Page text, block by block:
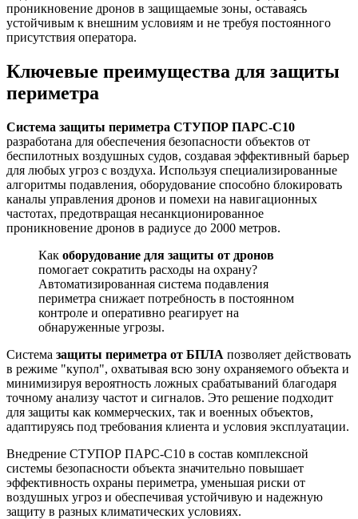
проникновение дронов в защищаемые зоны, оставаясь
устойчивым к внешним условиям и не требуя постоянного
присутствия оператора.
Ключевые преимущества для защиты
периметра
Система защиты периметра СТУПОР ПАРС-С10
разработана для обеспечения безопасности объектов от
беспилотных воздушных судов, создавая эффективный барьер
для любых угроз с воздуха. Используя специализированные
алгоритмы подавления, оборудование способно блокировать
каналы управления дронов и помехи на навигационных
частотах, предотвращая несанкционированное
проникновение дронов в радиусе до 2000 метров.
Как оборудование для защиты от дронов
помогает сократить расходы на охрану?
Автоматизированная система подавления
периметра снижает потребность в постоянном
контроле и оперативно реагирует на
обнаруженные угрозы.
Система защиты периметра от БПЛА позволяет действовать
в режиме "купол", охватывая всю зону охраняемого объекта и
минимизируя вероятность ложных срабатываний благодаря
точному анализу частот и сигналов. Это решение подходит
для защиты как коммерческих, так и военных объектов,
адаптируясь под требования клиента и условия эксплуатации.
Внедрение СТУПОР ПАРС-С10 в состав комплексной
системы безопасности объекта значительно повышает
эффективность охраны периметра, уменьшая риски от
воздушных угроз и обеспечивая устойчивую и надежную
защиту в разных климатических условиях.